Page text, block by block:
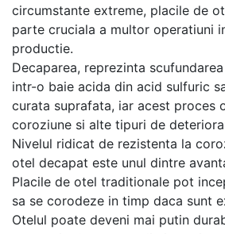
circumstante extreme, placile de
parte cruciala a multor operatiuni
productie.
Decaparea, reprezinta
intr-o baie acida din acid sulfuric
curata suprafata, iar acest proces
coroziune si alte tipuri de
Nivelul ridicat de rezistenta la
otel decapat este unul dintre
Placile de otel traditionale pot
sa se corodeze in timp daca sunt
Otelul poate deveni mai putin